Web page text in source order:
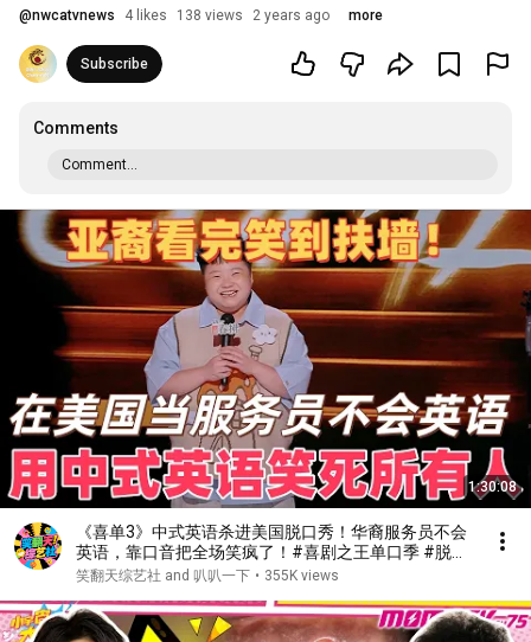
@nwcatvnews 4 likes 138 views 2 years ago more
Subscribe
Comments
Comment...
1:30:08
《喜单3》中式英语杀进美国脱口秀！华裔服务员不会
英语，靠口音把全场笑疯了！#喜剧之王单口季 #脱口
秀 #搞笑 #喜剧 #funny #综艺
笑翻天综艺社 and 叭叭一下 • 355K views